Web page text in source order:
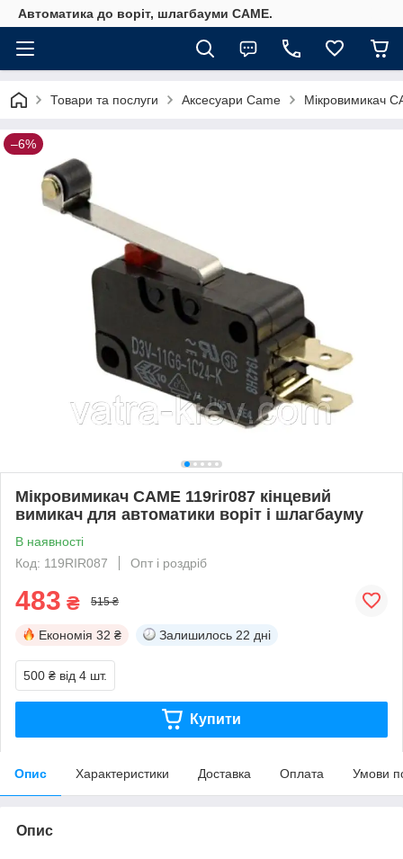
Автоматика до воріт, шлагбауми CAME.
Товари та послуги Аксесуари Came Мікровимикач
–6%
Мікровимикач CAME 119rir087 кінцевий
вимикач для автоматики воріт і шлагбауму
В наявності
Код: 119RIR087
Опт і роздріб
483 ₴ 515 ₴
Економія 32 ₴ Залишилось 22 дні
500 ₴ від 4 шт.
Купити
Опис Характеристики Доставка Оплата Умови
Опис